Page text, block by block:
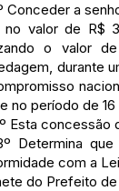
Conceder a
no valor de R$
o valor
durante
no período de 16
Esta concessão
Determina
com a
do Prefeito